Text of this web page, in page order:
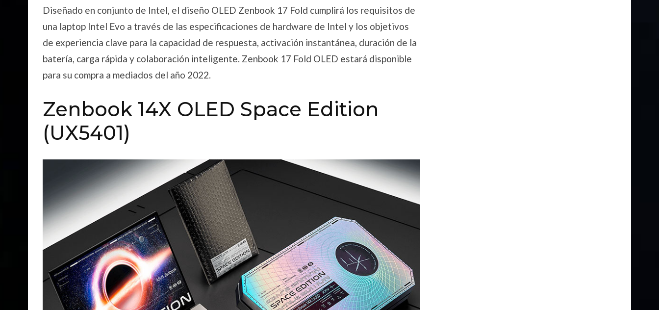
Diseñado en conjunto de Intel, el diseño OLED Zenbook 17 Fold cumplirá los requisitos de
una laptop Intel Evo a través de las especificaciones de hardware de Intel y los objetivos
de experiencia clave para la capacidad de respuesta, activación instantánea, duración de la
batería, carga rápida y colaboración inteligente. Zenbook 17 Fold OLED estará disponible
para su compra a mediados del año 2022.
Zenbook 14X OLED Space Edition
(UX5401)